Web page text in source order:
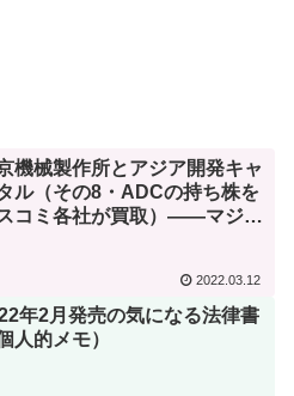
機械製作所とアジア開発キャ
ル（その8・ADCの持ち株を
コミ各社が買取）――マジョ
2022.03.12
年2月発売の気になる法律書
人的メモ）